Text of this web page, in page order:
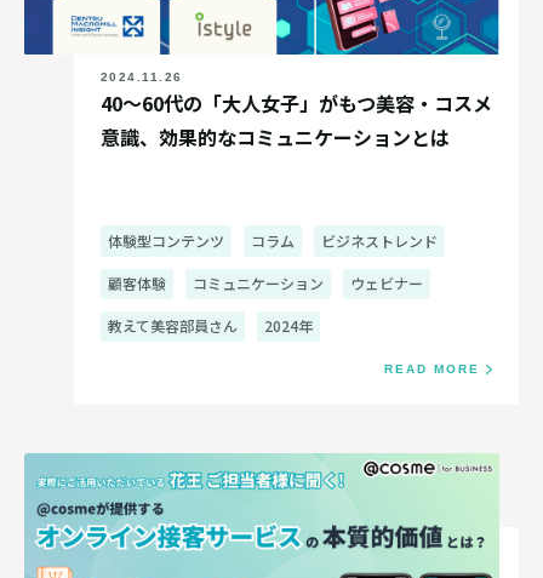
2024.11.26
40〜60代の「大人女子」がもつ美容・コスメ
意識、効果的なコミュニケーションとは
体験型コンテンツ コラム ビジネストレンド
顧客体験 コミュニケーション ウェビナー
教えて美容部員さん 2024年
READ MORE